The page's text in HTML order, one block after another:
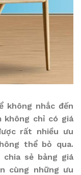
không nhắc đến
không chỉ có giá
rất nhiều ưu
thể bỏ qua.
sẻ bảng giá
cùng những ưu